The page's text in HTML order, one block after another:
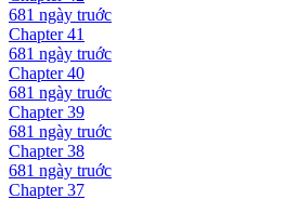
681 ngày truớc
Chapter41
681 ngày truớc
Chapter40
681 ngày truớc
Chapter39
681 ngày truớc
Chapter38
681 ngày truớc
Chapter37